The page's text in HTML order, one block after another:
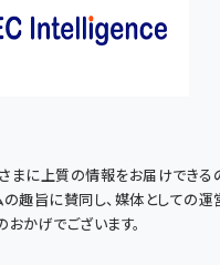
まに上質の情報をお届けできる
の趣旨に賛同し、媒体としての運
かげでございます。